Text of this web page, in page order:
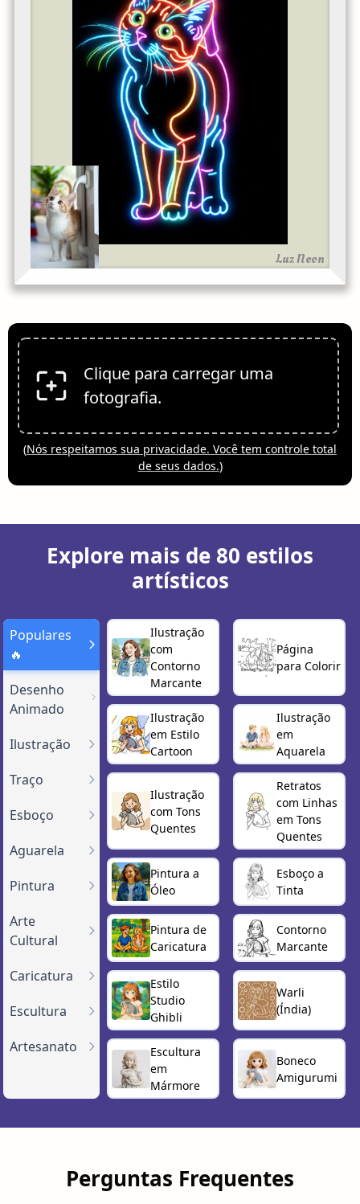
Luz Neon
Clique para carregar uma
fotografia.
(Nós respeitamos sua privacidade. Você tem controle total
de seus dados.)
Explore mais de 80 estilos
artísticos
Populares
🔥
Desenho
Animado
Ilustração
Traço
Esboço
Aguarela
Pintura
Arte
Cultural
Caricatura
Escultura
Artesanato
Ilustração
com
Contorno
Marcante
Página
para Colorir
Ilustração
em Estilo
Cartoon
Ilustração
em
Aquarela
Ilustração
com Tons
Quentes
Retratos
com Linhas
em Tons
Quentes
Pintura a
Óleo
Esboço a
Tinta
Pintura de
Caricatura
Contorno
Marcante
Estilo
Studio
Ghibli
Warli
(Índia)
Escultura
em
Mármore
Boneco
Amigurumi
Perguntas Frequentes